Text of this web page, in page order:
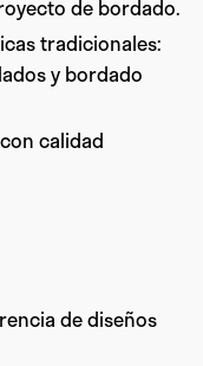
de bordado.
tradicionales:
y bordado
calidad
de diseños